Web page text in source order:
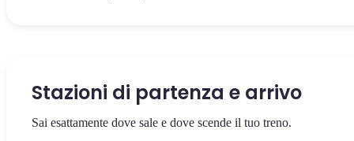
Stazioni di partenza e arrivo
Sai esattamente dove sale e dove scende il tuo treno.